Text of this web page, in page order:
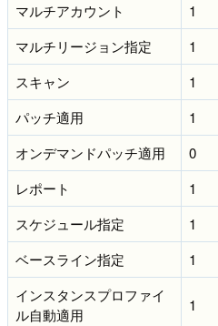
マルチアカウント 1
マルチリージョン指定
1
スキャン
1
パッチ適用
1
オンデマンドパッチ適用
0
レポート
1
スケジュール指定
1
ベースライン指定
1
インスタンスプロファイ
ル自動適用
1